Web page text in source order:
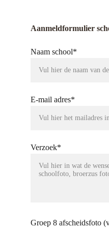
Aanmeldformulier
Naam school*
E-mail adres*
Verzoek*
Groep 8 afscheidsfoto